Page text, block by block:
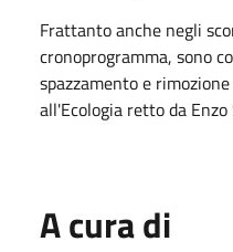
Frattanto anche negli
cronoprogramma, sono
spazzamento e
all'Ecologia retto da
A cura di